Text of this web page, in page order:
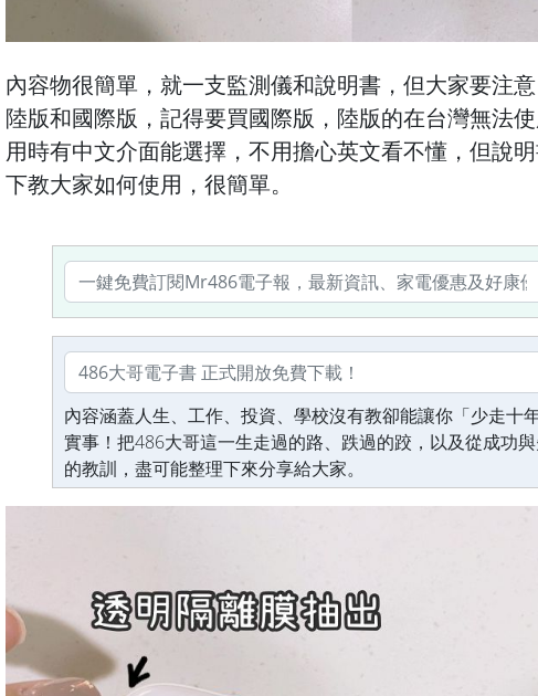
內容物很簡單，就一支監測儀和說明書，但大家要注
陸版和國際版，記得要買國際版，陸版的在台灣無法
用時有中文介面能選擇，不用擔心英文看不懂，但說
下教大家如何使用，很簡單。
內容涵蓋人生、工作、投資、學校沒有教卻能讓你「少走十
實事！把486大哥這一生走過的路、跌過的跤，以及從成功
的教訓，盡可能整理下來分享給大家。